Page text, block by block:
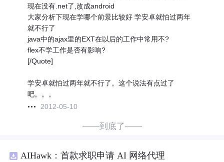
现在没有.net了,改成android
大家分析下现在学哪个前景比较好 学安卓就怕过两年
就不行了
java中的ajax里的EXT在以后的工作中常用不?
flex不学工作是否有影响?
[/Quote]
学安卓就怕过两年就不行了。这个说法有点过了
吧。。。
2012-05-10
——到底了——
AIHawk：首款求职申请 AI 网络代理